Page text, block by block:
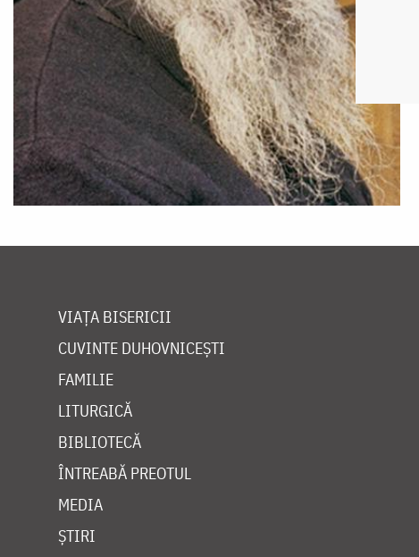
VIAȚA BISERICII
CUVINTE DUHOVNICEȘTI
FAMILIE
LITURGICĂ
BIBLIOTECĂ
ÎNTREABĂ PREOTUL
MEDIA
ȘTIRI